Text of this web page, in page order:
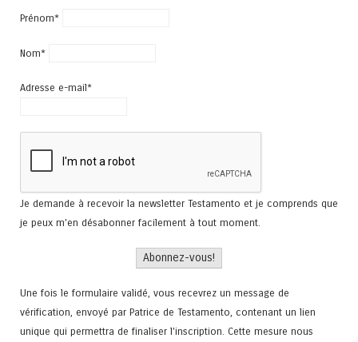
Prénom*
Nom*
Adresse e-mail*
Je demande à recevoir la newsletter Testamento et je comprends que
je peux m'en désabonner facilement à tout moment.
Une fois le formulaire validé, vous recevrez un message de
vérification, envoyé par Patrice de Testamento, contenant un lien
unique qui permettra de finaliser l'inscription. Cette mesure nous